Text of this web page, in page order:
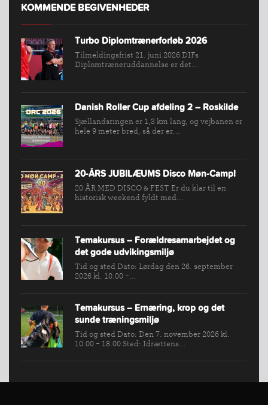
KOMMENDE BEGIVENHEDER
Turbo Diplomtrænerforløb 2026
Tilmeldingsfrist 21. juni 2026 DIFs
Diplomtræneruddannelse er det...
Danish Roller Cup afdeling 2 – Roskilde
Sjællandsringen er 1,3 km lang, og vejbanen er
hele 9 meter bred, så der er...
20-ÅRS JUBILÆUMS Disco Møn-Camp!
20 ÅR MED DISCO & FEST Er du klar til en
historisk weekend fyldt med...
Temakursus – Forældresamarbejdet og
det gode udvikingsmiljø
Tid og sted Dato: Lørdag den 26. september
2026 kl. 10.00 -...
Temakursus – Ernæring, krop og det
sunde træningsmiljø
Tid og sted Dato: Den 7. november 2026 kl.
10.00 - 18.00 Sted: Idrættens...